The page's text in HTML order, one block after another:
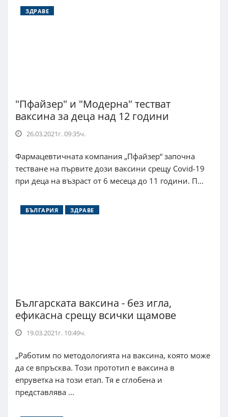
ЗДРАВЕ
"Пфайзер" и "Модерна" тестват
ваксина за деца над 12 години
26.03.2021г. 09:35ч.
Фармацевтичната компания „Пфайзер“ започна
тестване на първите дози ваксини срещу Covid-19
при деца на възраст от 6 месеца до 11 години. П...
БЪЛГАРИЯ ЗДРАВЕ
Българската ваксина - без игла,
ефикасна срещу всички щамове
19.03.2021г. 10:49ч.
„Работим по методологията на ваксина, която може
да се впръсква. Този прототип е ваксина в
епруветка на този етап. Тя е сглобена и
представлява ...